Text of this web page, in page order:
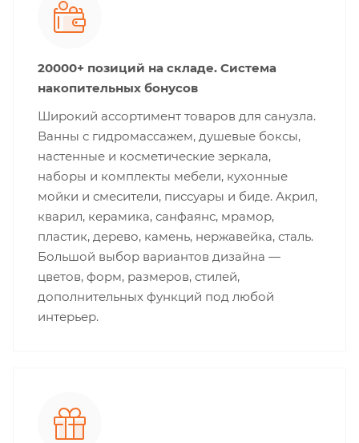
20000+ позиций на складе. Система
накопительных бонусов
Широкий ассортимент товаров для санузла.
Ванны с гидромассажем, душевые боксы,
настенные и косметические зеркала,
наборы и комплекты мебели, кухонные
мойки и смесители, писсуары и биде. Акрил,
кварил, керамика, санфаянс, мрамор,
пластик, дерево, камень, нержавейка, сталь.
Большой выбор вариантов дизайна —
цветов, форм, размеров, стилей,
дополнительных функций под любой
интерьер.